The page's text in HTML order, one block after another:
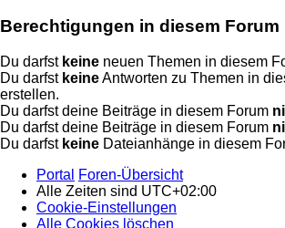
Berechtigungen in diesem Forum
Du darfst keine neuen Themen in diesem
Du darfst keineAntworten zu Themen in
erstellen.
Du darfst deine Beiträge in diesem Forum
Du darfst deine Beiträge in diesem Forum
Du darfst keine Dateianhänge in diesem
Portal
Foren-Übersicht
Alle Zeiten sind UTC+02:00
Cookie-Einstellungen
Alle Cookies löschen